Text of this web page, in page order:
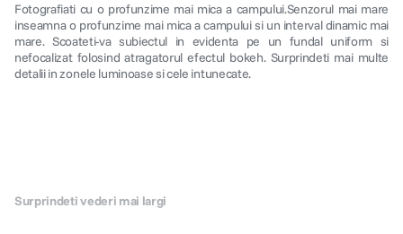
Fotografiati cu o profunzime mai mica a campului.Senzorul mai mare
inseamna o profunzime mai mica a campului si un interval dinamic mai
mare. Scoateti-va subiectul in evidenta pe un fundal uniform si
nefocalizat folosind atragatorul efectul bokeh. Surprindeti mai multe
detalii in zonele luminoase si cele intunecate.
Surprindeti vederi mai largi